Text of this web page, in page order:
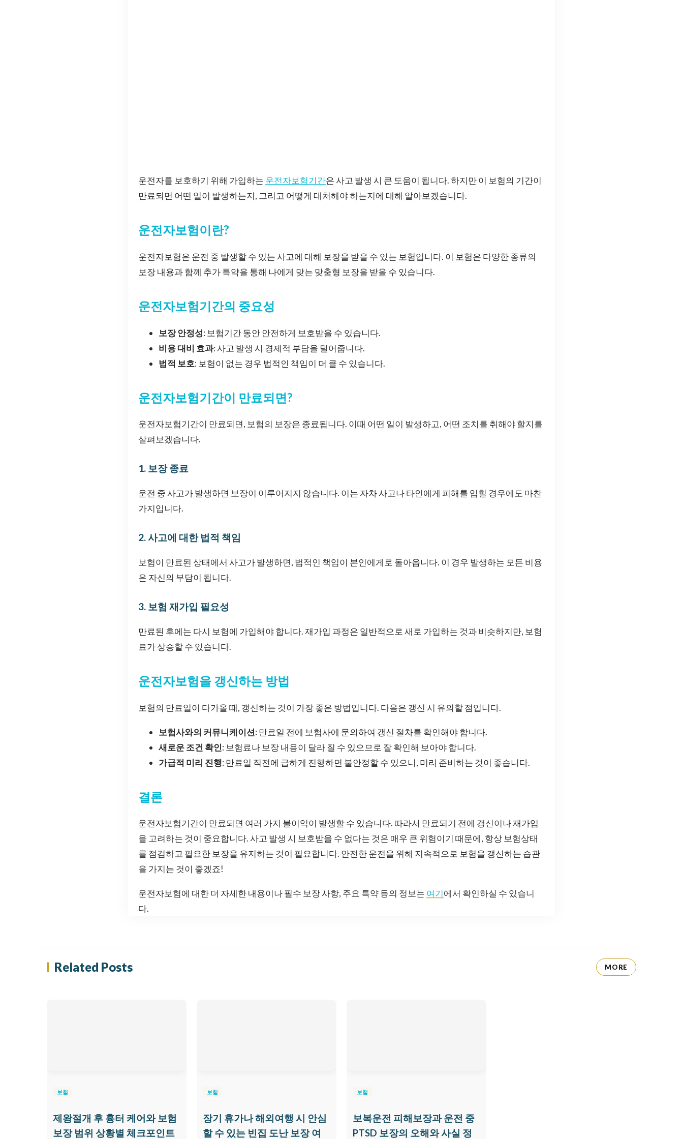
운전자를 보호하기 위해 가입하는 운전자보험기간은 사고 발생 시 큰 도움이 됩니다. 하지만 이 보험의 기간이
만료되면 어떤 일이 발생하는지, 그리고 어떻게 대처해야 하는지에 대해 알아보겠습니다.
운전자보험이란?
운전자보험은 운전 중 발생할 수 있는 사고에 대해 보장을 받을 수 있는 보험입니다. 이 보험은 다양한 종류의
보장 내용과 함께 추가 특약을 통해 나에게 맞는 맞춤형 보장을 받을 수 있습니다.
운전자보험기간의 중요성
보장 안정성: 보험기간 동안 안전하게 보호받을 수 있습니다.
비용 대비 효과: 사고 발생 시 경제적 부담을 덜어줍니다.
법적 보호: 보험이 없는 경우 법적인 책임이 더 클 수 있습니다.
운전자보험기간이 만료되면?
운전자보험기간이 만료되면, 보험의 보장은 종료됩니다. 이때 어떤 일이 발생하고, 어떤 조치를 취해야 할지를
살펴보겠습니다.
1. 보장 종료
운전 중 사고가 발생하면 보장이 이루어지지 않습니다. 이는 자차 사고나 타인에게 피해를 입힐 경우에도 마찬
가지입니다.
2. 사고에 대한 법적 책임
보험이 만료된 상태에서 사고가 발생하면, 법적인 책임이 본인에게로 돌아옵니다. 이 경우 발생하는 모든 비용
은 자신의 부담이 됩니다.
3. 보험 재가입 필요성
만료된 후에는 다시 보험에 가입해야 합니다. 재가입 과정은 일반적으로 새로 가입하는 것과 비슷하지만, 보험
료가 상승할 수 있습니다.
운전자보험을 갱신하는 방법
보험의 만료일이 다가올 때, 갱신하는 것이 가장 좋은 방법입니다. 다음은 갱신 시 유의할 점입니다.
보험사와의 커뮤니케이션: 만료일 전에 보험사에 문의하여 갱신 절차를 확인해야 합니다.
새로운 조건 확인: 보험료나 보장 내용이 달라 질 수 있으므로 잘 확인해 보아야 합니다.
가급적 미리 진행: 만료일 직전에 급하게 진행하면 불안정할 수 있으니, 미리 준비하는 것이 좋습니다.
결론
운전자보험기간이 만료되면 여러 가지 불이익이 발생할 수 있습니다. 따라서 만료되기 전에 갱신이나 재가입
을 고려하는 것이 중요합니다. 사고 발생 시 보호받을 수 없다는 것은 매우 큰 위험이기 때문에, 항상 보험상태
를 점검하고 필요한 보장을 유지하는 것이 필요합니다. 안전한 운전을 위해 지속적으로 보험을 갱신하는 습관
을 가지는 것이 좋겠죠!
운전자보험에 대한 더 자세한 내용이나 필수 보장 사항, 주요 특약 등의 정보는 여기에서 확인하실 수 있습니
다.
Related Posts MORE
보험
제왕절개 후 흉터 케어와 보험
보장 범위 상황별 체크포인트
보험
장기 휴가나 해외여행 시 안심
할 수 있는 빈집 도난 보장 여
보험
보복운전 피해보장과 운전 중
PTSD 보장의 오해와 사실 정